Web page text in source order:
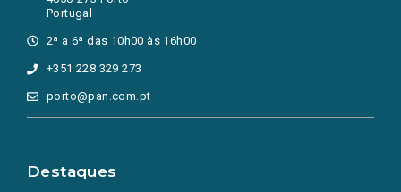
Portugal
2ª a 6ª das 10h00 às 16h00
+351 228 329 273
porto@pan.com.pt
Destaques